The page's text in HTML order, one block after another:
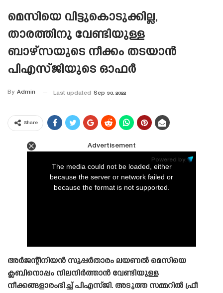
മെസിയെ വിട്ടുകൊടുക്കില്ല,
താരത്തിനു വേണ്ടിയുള്ള
ബാഴ്‌സയുടെ നീക്കം തടയാൻ
പിഎസ്‌ജിയുടെ ഓഫർ
By Admin Last updated Sep 30, 2022
Share
Advertisement
Powered by:
The media could not be loaded, either
because the server or network failed or
because the format is not supported.
അർജന്റീനിയൻ സൂപ്പർതാരം ലയണൽ മെസിയെ
ക്ലബിനൊപ്പം നിലനിർത്താൻ വേണ്ടിയുള്ള
നീക്കങ്ങളാരംഭിച്ച് പിഎസ്‌ജി. അടുത്ത സമ്മറിൽ ഫ്രീ